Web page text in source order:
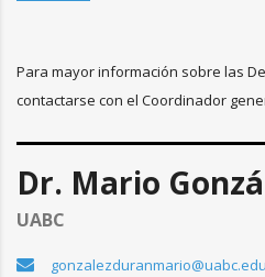
Para mayor información sobre las
contactarse con el Coordinador
Dr. Mario
UABC